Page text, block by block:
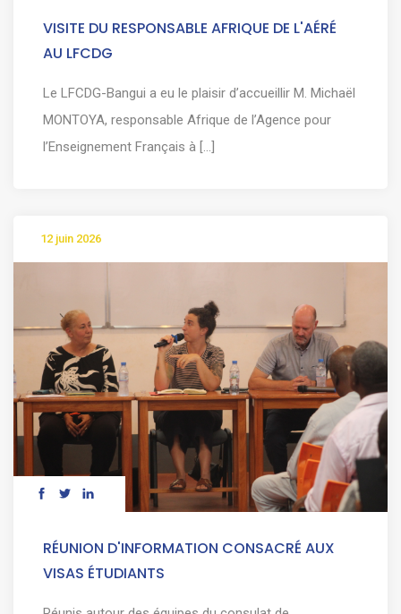
VISITE DU RESPONSABLE AFRIQUE DE L'AÉRÉ
AU LFCDG
Le LFCDG-Bangui a eu le plaisir d’accueillir M. Michaël
MONTOYA, responsable Afrique de l’Agence pour
l’Enseignement Français à [...]
12 juin 2026
RÉUNION D'INFORMATION CONSACRÉ AUX
VISAS ÉTUDIANTS